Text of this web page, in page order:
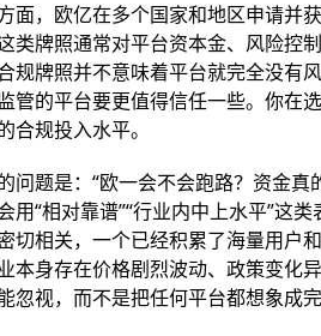
面，欧亿在多个国家和地区申请并
类牌照通常对平台资本金、风险控
规牌照并不意味着平台就完全没有
管的平台要更值得信任一些。你在
合规投入水平。
问题是：“欧一会不会跑路？资金
用“相对靠谱”“行业内中上水平”这
切相关，一个已经积累了海量用户
本身存在价格剧烈波动、政策变化
忽视，而不是把任何平台都想象成